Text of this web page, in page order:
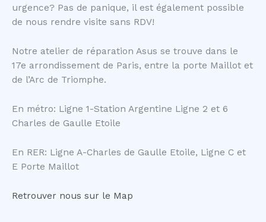
urgence? Pas de panique, il est également possible
de nous rendre visite sans RDV!
Notre atelier de réparation Asus se trouve dans le
17e arrondissement de Paris, entre la porte Maillot et
de l’Arc de Triomphe.
En métro: Ligne 1-Station Argentine Ligne 2 et 6
Charles de Gaulle Etoile
En RER: Ligne A-Charles de Gaulle Etoile, Ligne C et
E Porte Maillot
Retrouver nous sur le Map